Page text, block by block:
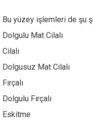
Bu yüzey işlemleri de şu
Dolgulu Mat Cilalı
Cilalı
Dolgusuz Mat Cilalı
Fırçalı
Dolgulu Fırçalı
Eskitme